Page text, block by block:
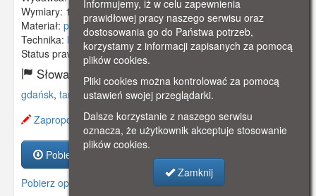
Wymiary: 138 x 86 mm
Materiał: pocztówka
Technika: litografia
Status prawny:Użycie Niekomercyjne
Słowa kluczowe:
gdańsk, targ rybny,
Zaproponuj zmianę opisu.
Pobierz zasób
Pobierz opis
Informujemy, iż w celu zapewnienia
prawidłowej pracy naszego serwisu oraz
dostosowania go do Państwa potrzeb,
korzystamy z informacji zapisanych za pomocą
plików cookies.
Pliki cookies można kontrolować za pomocą
ustawień swojej przeglądarki.
Dalsze korzystanie z naszego serwisu
oznacza, że użytkownik akceptuje stosowanie
plików cookies.
Zamknij